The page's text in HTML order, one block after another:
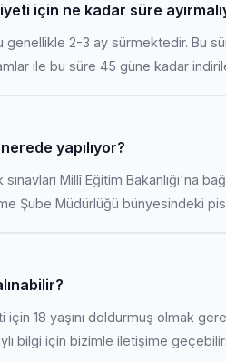
için ne kadar süre
2-3 ay sürmektedir. Bu
ile bu süre 45 güne kadar
yapılıyor?
Millî Eğitim Bakanlığı'na
Şube Müdürlüğü bünyesindeki
için 18 yaşını doldurmuş olmak
bilgi için bizimle iletişime